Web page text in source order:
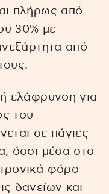
πλήρως από
30% με
από
ελάφρυνση για
του
σε πάγιες
όσοι μέσα στο
φόρο
δανείων και